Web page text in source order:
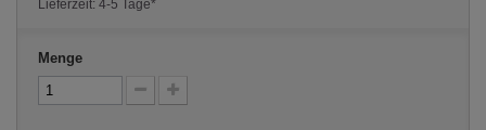
Lieferzeit: 4-5 Tage*
Menge